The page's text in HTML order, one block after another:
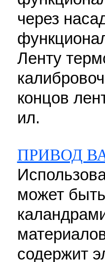
через
Ленту
концов
ил.
ПРИВОД
может
содержит